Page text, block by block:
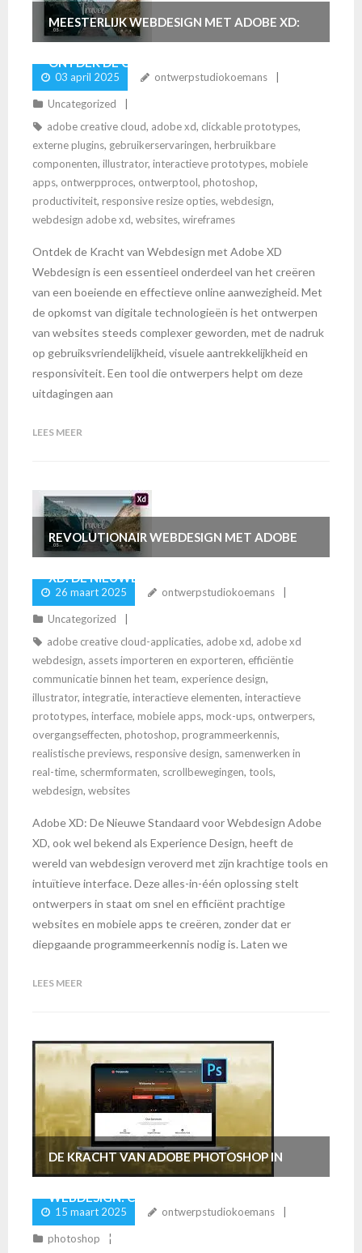
MEESTERLIJK WEBDESIGN MET ADOBE XD:
ONTDEK DE CREATIEVE KRACHT!
03 april 2025 ontwerpstudiokoemans
Uncategorized
adobe creative cloud, adobe xd, clickable prototypes,
externe plugins, gebruikerservaringen, herbruikbare
componenten, illustrator, interactieve prototypes, mobiele
apps, ontwerpproces, ontwerptool, photoshop,
productiviteit, responsive resize opties, webdesign,
webdesign adobe xd, websites, wireframes
Ontdek de Kracht van Webdesign met Adobe XD
Webdesign is een essentieel onderdeel van het creëren
van een boeiende en effectieve online aanwezigheid. Met
de opkomst van digitale technologieën is het ontwerpen
van websites steeds complexer geworden, met de nadruk
op gebruiksvriendelijkheid, visuele aantrekkelijkheid en
responsiviteit. Een tool die ontwerpers helpt om deze
uitdagingen aan
LEES MEER
REVOLUTIONAIR WEBDESIGN MET ADOBE
XD: DE NIEUWE STANDAARD
26 maart 2025 ontwerpstudiokoemans
Uncategorized
adobe creative cloud-applicaties, adobe xd, adobe xd
webdesign, assets importeren en exporteren, efficiëntie
communicatie binnen het team, experience design,
illustrator, integratie, interactieve elementen, interactieve
prototypes, interface, mobiele apps, mock-ups, ontwerpers,
overgangseffecten, photoshop, programmeerkennis,
realistische previews, responsive design, samenwerken in
real-time, schermformaten, scrollbewegingen, tools,
webdesign, websites
Adobe XD: De Nieuwe Standaard voor Webdesign Adobe
XD, ook wel bekend als Experience Design, heeft de
wereld van webdesign veroverd met zijn krachtige tools en
intuïtieve interface. Deze alles-in-één oplossing stelt
ontwerpers in staat om snel en efficiënt prachtige
websites en mobiele apps te creëren, zonder dat er
diepgaande programmeerkennis nodig is. Laten we
LEES MEER
DE KRACHT VAN ADOBE PHOTOSHOP IN
WEBDESIGN: CREËER VISUEEL
AANTREKKELIJKE WEBSITES
15 maart 2025 ontwerpstudiokoemans
photoshop